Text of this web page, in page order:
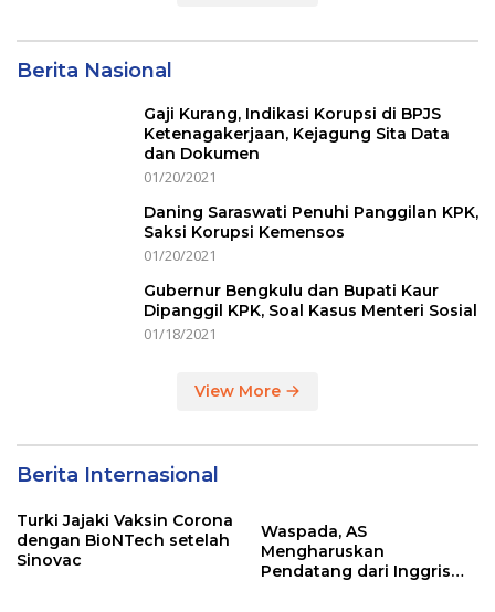
Berita Nasional
Gaji Kurang, Indikasi Korupsi di BPJS
Ketenagakerjaan, Kejagung Sita Data
dan Dokumen
01/20/2021
Daning Saraswati Penuhi Panggilan KPK,
Saksi Korupsi Kemensos
01/20/2021
Gubernur Bengkulu dan Bupati Kaur
Dipanggil KPK, Soal Kasus Menteri Sosial
01/18/2021
View More
Berita Internasional
Turki Jajaki Vaksin Corona
dengan BioNTech setelah
Sinovac
Waspada, AS
Mengharuskan
Pendatang dari Inggris